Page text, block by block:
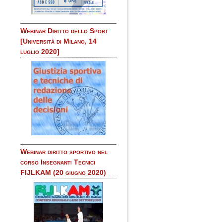
Webinar Diritto dello Sport
[Università di Milano, 14
luglio 2020]
Webinar diritto sportivo nel
corso Insegnanti Tecnici
FIJLKAM (20 giugno 2020)